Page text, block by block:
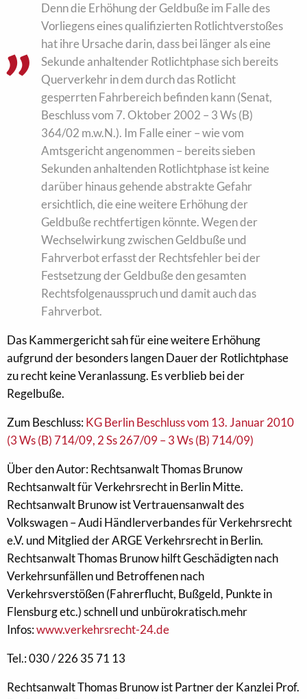
Denn die Erhöhung der Geldbuße im Falle des
Vorliegens eines qualifizierten Rotlichtverstoßes
hat ihre Ursache darin, dass bei länger als eine
Sekunde anhaltender Rotlichtphase sich bereits
Querverkehr in dem durch das Rotlicht
gesperrten Fahrbereich befinden kann (Senat,
Beschluss vom 7. Oktober 2002 – 3 Ws (B)
364/02 m.w.N.). Im Falle einer – wie vom
Amtsgericht angenommen – bereits sieben
Sekunden anhaltenden Rotlichtphase ist keine
darüber hinaus gehende abstrakte Gefahr
ersichtlich, die eine weitere Erhöhung der
Geldbuße rechtfertigen könnte. Wegen der
Wechselwirkung zwischen Geldbuße und
Fahrverbot erfasst der Rechtsfehler bei der
Festsetzung der Geldbuße den gesamten
Rechtsfolgenausspruch und damit auch das
Fahrverbot.
Das Kammergericht sah für eine weitere Erhöhung
aufgrund der besonders langen Dauer der Rotlichtphase
zu recht keine Veranlassung. Es verblieb bei der
Regelbuße.
Zum Beschluss:KG Berlin Beschluss vom 13. Januar 2010
(3 Ws (B) 714/09, 2 Ss 267/09 – 3 Ws (B) 714/09)
Über den Autor: Rechtsanwalt Thomas Brunow
Rechtsanwalt für Verkehrsrecht in Berlin Mitte.
Rechtsanwalt Brunow ist Vertrauensanwalt des
Volkswagen – Audi Händlerverbandes für Verkehrsrecht
e.V. und Mitglied der ARGE Verkehrsrecht in Berlin.
Rechtsanwalt Thomas Brunow hilft Geschädigten nach
Verkehrsunfällen und Betroffenen nach
Verkehrsverstößen (Fahrerflucht, Bußgeld, Punkte in
Flensburg etc.) schnell und unbürokratisch.mehr
Infos:www.verkehrsrecht-24.de
Tel.: 030 / 226 35 71 13
Rechtsanwalt Thomas Brunow ist Partner der Kanzlei Prof.